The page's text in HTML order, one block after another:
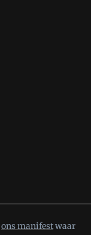
ons manifestwaar